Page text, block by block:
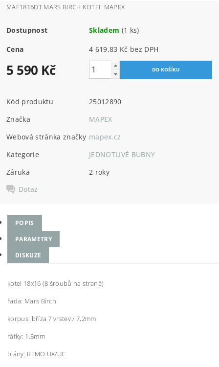
MAF1816DT MARS BIRCH KOTEL MAPEX
Dostupnost Skladem (1 ks)
Cena 4 619,83 Kč bez DPH
5 590 Kč
Kód produktu
25012890
Značka
MAPEX
Webová stránka značky mapex.cz
Kategorie
JEDNOTLIVÉ BUBNY
Záruka
2 roky
Dotaz
POPIS
PARAMETRY
DISKUZE
kotel 18x16 (8 šroubů na straně)
řada: Mars Birch
korpus: bříza 7 vrstev / 7,2mm
ráfky: 1,5mm
blány: REMO UX/UC